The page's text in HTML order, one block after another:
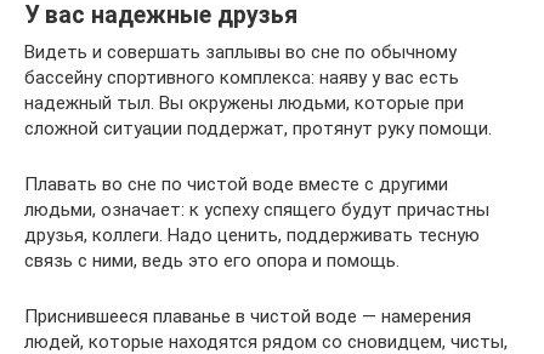
У вас надежные друзья
Видеть и совершать заплывы во сне по обычному
бассейну спортивного комплекса: наяву у вас есть
надежный тыл. Вы окружены людьми, которые при
сложной ситуации поддержат, протянут руку помощи.
Плавать во сне по чистой воде вместе с другими
людьми, означает: к успеху спящего будут причастны
друзья, коллеги. Надо ценить, поддерживать тесную
связь с ними, ведь это его опора и помощь.
Приснившееся плаванье в чистой воде — намерения
людей, которые находятся рядом со сновидцем, чисты,